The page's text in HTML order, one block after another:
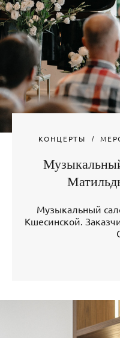
КОНЦЕРТЫ
Музыкальный
Кшесинской.